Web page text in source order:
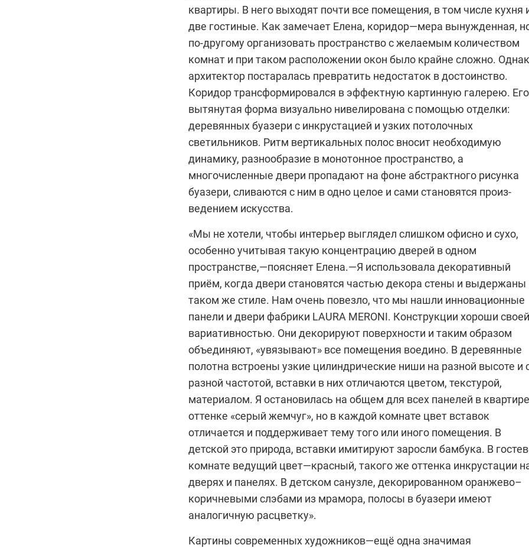
квартиры. В него выходят почти все помещения, в том числе кухня
две гостиные. Как замечает Елена, коридор—мера вынужденная,
по-другому организовать пространство с желаемым количеством
комнат и при таком расположении окон было крайне сложно.
архитектор постаралась превратить недостаток в достоинство.
Коридор трансформировался в эффектную картинную галерею. Его
вытянутая форма визуально нивелирована с помощью отделки:
деревянных буазери с инкрустацией и узких потолочных
светильников. Ритм вертикальных полос вносит необходимую
динамику, разнообразие в монотонное пространство, а
многочисленные двери пропадают на фоне абстрактного рисунка
буазери, сливаются с ним в одно целое и сами становятся произ­
ведением искусства.
«Мы не хотели, чтобы интерьер выглядел слишком офисно и сухо,
особенно учитывая такую концентрацию дверей в одном
пространстве,—поясняет Елена.—Я использовала декоративный
приём, когда двери становятся частью декора стены и выдержаны
таком же стиле. Нам очень повезло, что мы нашли инновационные
панели и двери фабрики LAURA MERONI. Конструкции хороши своей
вариативностью. Они декорируют поверхности и таким образом
объединяют, «увязывают» все помещения воедино. В деревянные
полотна встроены узкие цилиндри­ческие ниши на разной высоте и
разной частотой, вставки в них отличаются цветом, текстурой,
материалом. Я остановилась на общем для всех панелей в квартире
оттенке «серый жемчуг», но в каждой комнате цвет вставок
отличается и поддерживает тему того или иного помещения. В
детской это природа, вставки имитируют заросли бамбука. В
комнате ведущий цвет—красный, такого же оттенка инкрустации
дверях и панелях. В детском санузле, декорированном оранжево–
коричневыми слэбами из мрамора, полосы в буазери имеют
аналогичную расцветку».
Картины современных художников—ещё одна значимая